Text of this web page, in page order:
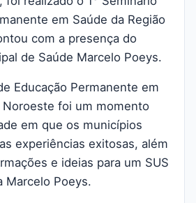
em Saúde da Região
com a presença do
de Saúde Marcelo Poeys.
Educação Permanente em
Noroeste foi um momento
em que os municípios
experiências exitosas, além
e ideias para um SUS
Marcelo Poeys.